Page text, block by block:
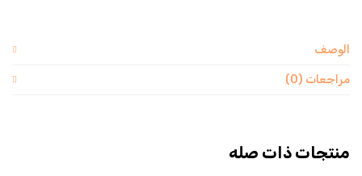
الوصف
مراجعات (0)
منتجات ذات صله